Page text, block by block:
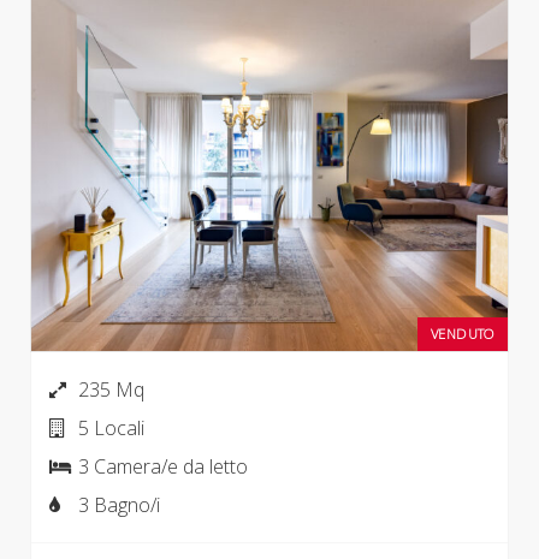
VENDUTO
235 Mq
5 Locali
3 Camera/e da letto
3 Bagno/i